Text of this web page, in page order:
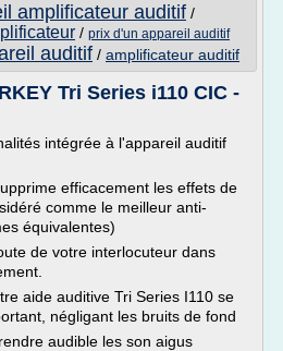
amplificateur auditif /
/ prix d'un appareil auditif
auditif / amplificateur auditif
Tri Series i110 CIC -
intégrée à l'appareil auditif
efficacement les effets de
comme le meilleur anti-
équivalentes)
de votre interlocuteur dans
aide auditive Tri Series I110 se
négligant les bruits de fond
audible les son aigus